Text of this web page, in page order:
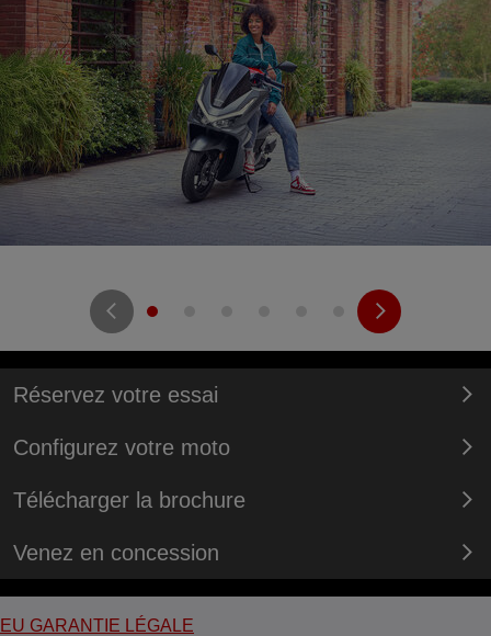
Réservez votre essai
Configurez votre moto
Télécharger la brochure
Venez en concession
EU GARANTIE LÉGALE